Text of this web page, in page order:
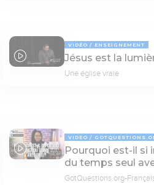
45:07
VIDÉO ENSEIGNEMENT
Jésus est la
Une église vraie
03:22
VIDÉO
Pourquoi est-il si
du temps seul
GotQuestions.org-